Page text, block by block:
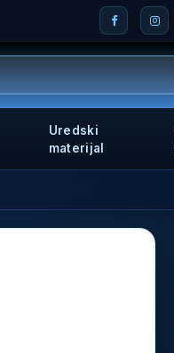
Uredski
materijal